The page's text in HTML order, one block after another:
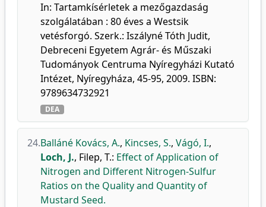
In: Tartamkísérletek a mezőgazdaság
szolgálatában : 80 éves a Westsik
vetésforgó. Szerk.: Iszályné Tóth Judit,
Debreceni Egyetem Agrár- és Műszaki
Tudományok Centruma Nyíregyházi Kutató
Intézet, Nyíregyháza, 45-95, 2009. ISBN:
9789634732921
DEA
24.Balláné Kovács, A., Kincses, S., Vágó, I.,
Loch, J., Filep, T.: Effect of Application of
Nitrogen and Different Nitrogen-Sulfur
Ratios on the Quality and Quantity of
Mustard Seed.